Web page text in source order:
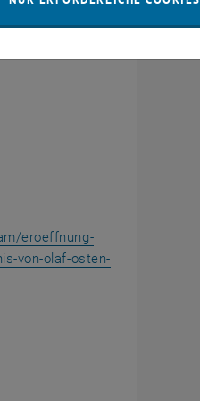
eroeffnung-
von-olaf-osten-